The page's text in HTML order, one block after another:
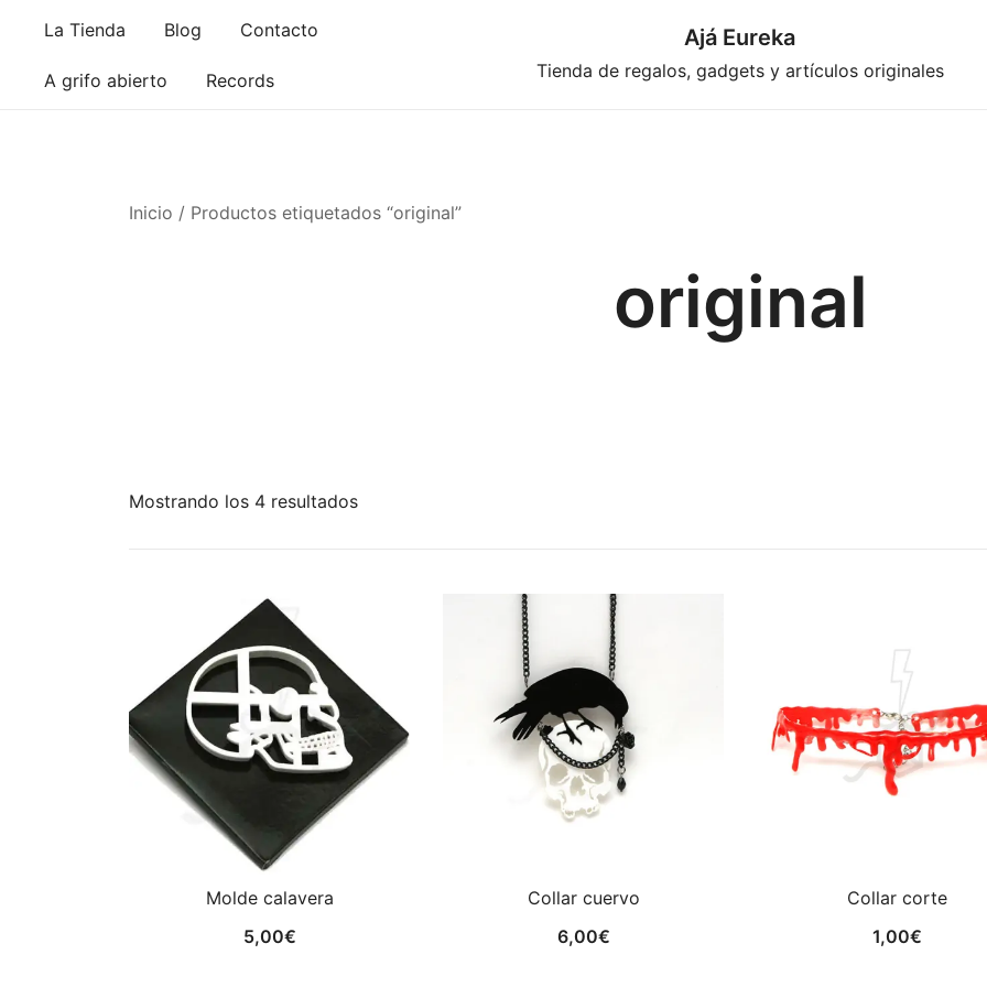
contenido
La Tienda Blog Contacto
A grifo abierto Records
Ajá Eureka
Tienda de regalos, gadgets y artículos originales
Inicio / Productos etiquetados “original”
original
Mostrando los 4 resultadosOrdenado
Molde calavera
5,00€
Collar cuervo
6,00€
Collar corte
1,00€